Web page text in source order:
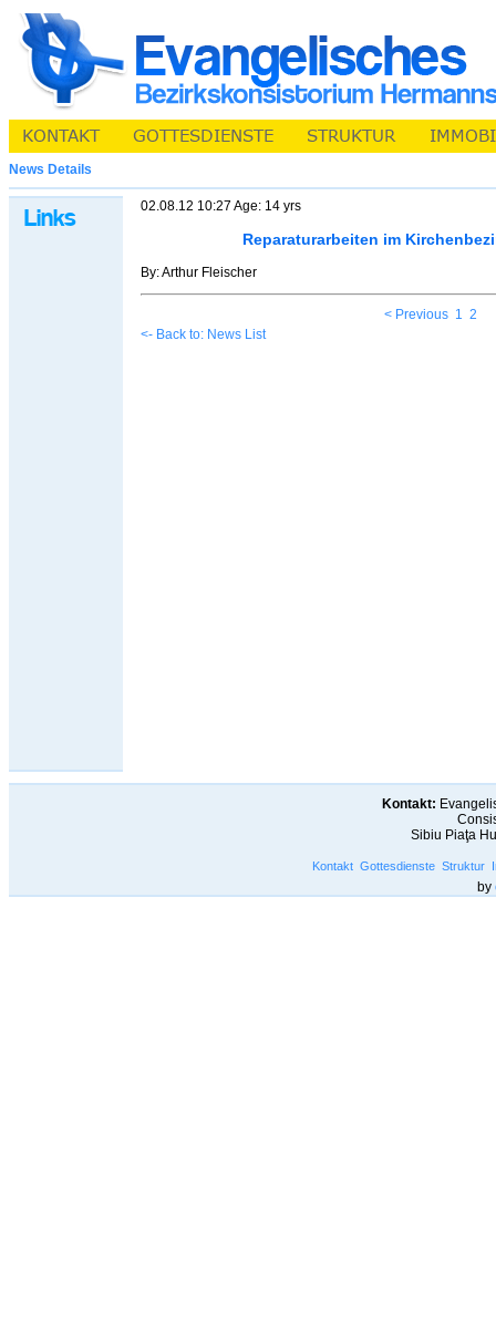
News Details
02.08.12 10:27 Age: 14 yrs
Reparaturarbeiten im
By: Arthur Fleischer
< Previous 1 2
<- Back to: News List
Kontakt:
Sibiu Piaţa
Kontakt Gottesdienste Struktur
by